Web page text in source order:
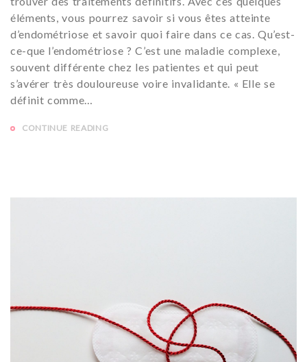
éléments, vous pourrez savoir si vous êtes atteinte
d’endométriose et savoir quoi faire dans ce cas. Qu’est-
ce-que l’endométriose ? C’est une maladie complexe,
souvent différente chez les patientes et qui peut
s’avérer très douloureuse voire invalidante. « Elle se
définit comme…
CONTINUE READING